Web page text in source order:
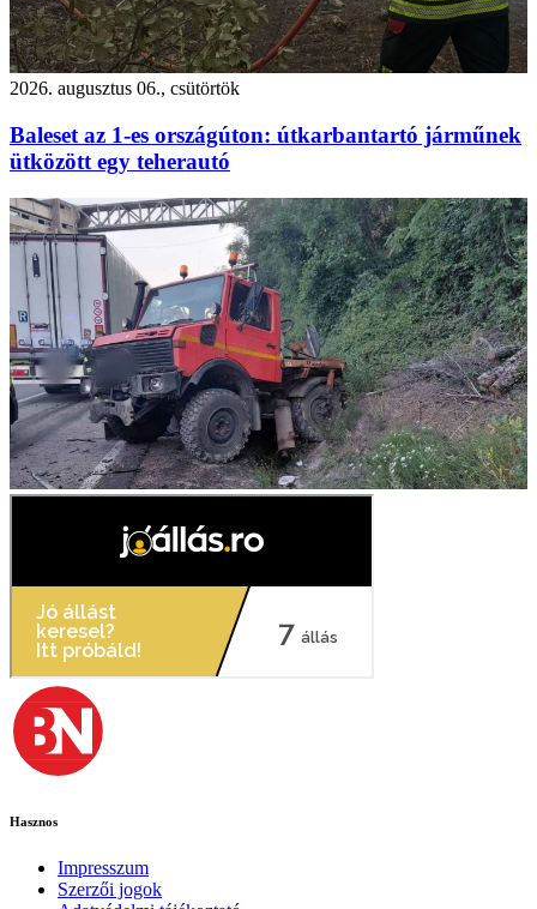
2026. augusztus 06., csütörtök
Baleset az 1-es országúton: útkarbantartó járműnek
ütközött egy teherautó
Hasznos
Impresszum
Szerzői jogok